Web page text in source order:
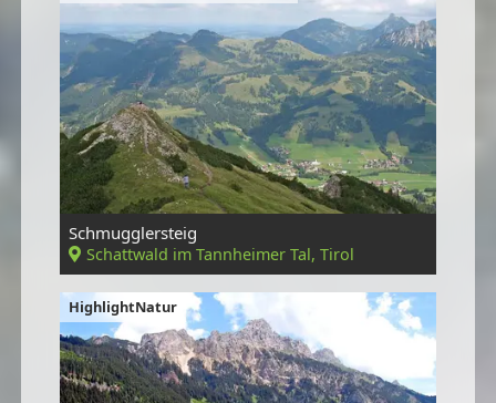
Schmugglersteig
Schattwald im Tannheimer Tal, Tirol
HighlightNatur